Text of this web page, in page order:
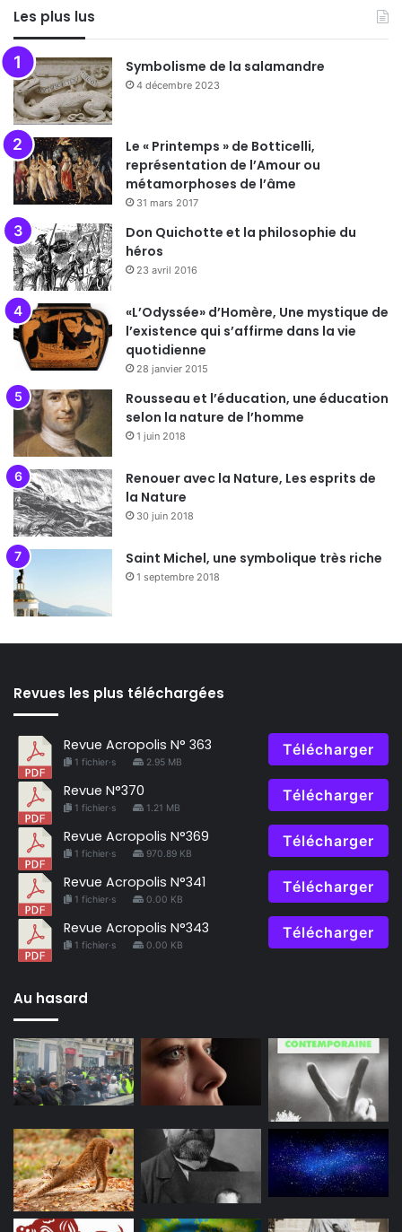
Les plus lus
Symbolisme de la salamandre
4 décembre 2023
Le « Printemps » de Botticelli,
représentation de l’Amour ou
métamorphoses de l’âme
31 mars 2017
Don Quichotte et la philosophie du
héros
23 avril 2016
«L’Odyssée» d’Homère, Une mystique de
l’existence qui s’affirme dans la vie
quotidienne
28 janvier 2015
Rousseau et l’éducation, une éducation
selon la nature de l’homme
1 juin 2018
Renouer avec la Nature, Les esprits de
la Nature
30 juin 2018
Saint Michel, une symbolique très riche
1 septembre 2018
Revues les plus téléchargées
Revue Acropolis N° 363
1 fichier·s 2.95 MB
Télécharger
Revue N°370
1 fichier·s 1.21 MB
Télécharger
Revue Acropolis N°369
1 fichier·s 970.89 KB
Télécharger
Revue Acropolis N°341
1 fichier·s 0.00 KB
Télécharger
Revue Acropolis N°343
1 fichier·s 0.00 KB
Télécharger
Au hasard